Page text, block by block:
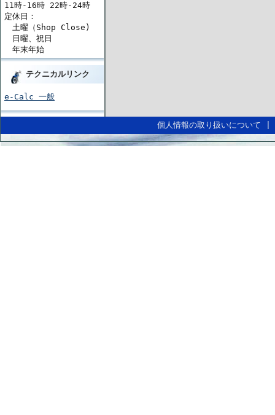
11時-16時 22時-24時
定休日：
土曜（Shop Close)
日曜、祝日
年末年始
テクニカルリンク
e-Calc 一般
個人情報の取り扱いについて